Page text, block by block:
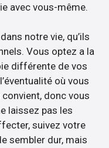
avec vous-même.
notre vie, qu’ils
Vous optez a la
différente de vos
où vous
donc vous
laissez pas les
suivez votre
sembler dur, mais